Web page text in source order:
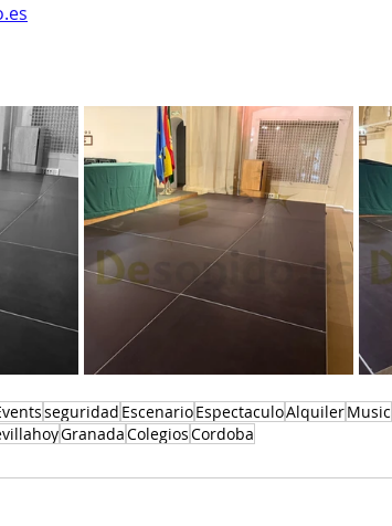
seguridad EscenarioEspectaculoAlquilerMusic
GranadaColegiosCordoba